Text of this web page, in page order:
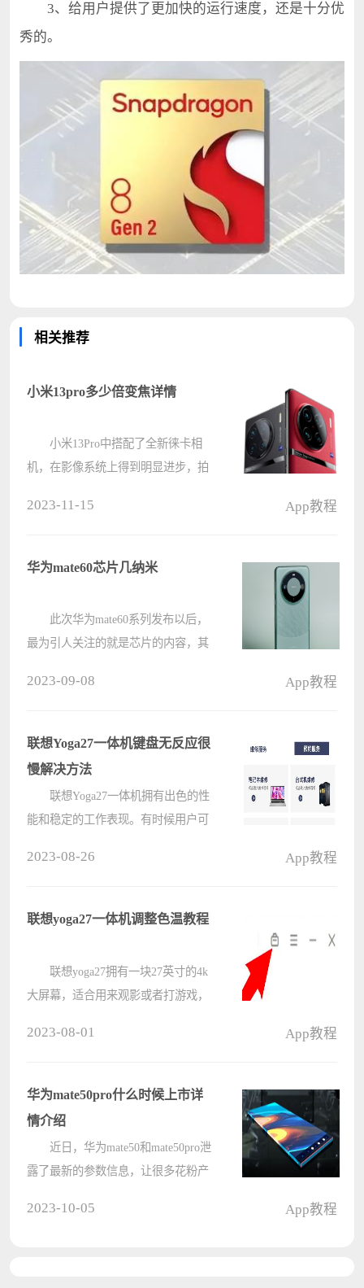
3、给用户提供了更加快的运行速度，还是十分优
秀的。
相关推荐
小米13pro多少倍变焦详情
小米13Pro中搭配了全新徕卡相
机，在影像系统上得到明显进步，拍
属光学镜头，支持3.2X光学变焦。
2023-11-15 App教程
华为mate60芯片几纳米
此次华为mate60系列发布以后，
最为引人关注的就是芯片的内容，其
mate60芯片几纳米 答：大概率是
7????
2023-09-08 App教程
联想Yoga27一体机键盘无反应很
慢解决方法
联想Yoga27一体机拥有出色的性
能和稳定的工作表现。有时候用户可
吧。 联想Yoga27一体机键盘无反
2023-08-26 App教程
联想yoga27一体机调整色温教程
联想yoga27拥有一块27英寸的4k
大屏幕，适合用来观影或者打游戏，
联想yoga27一体机怎么调整色温
????
2023-08-01 App教程
华为mate50pro什么时候上市详
情介绍
近日，华为mate50和mate50pro泄
露了最新的参数信息，让很多花粉产
2023-10-05 App教程